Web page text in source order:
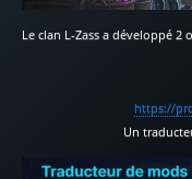
Le clan L-Zass a développé
https://
Un